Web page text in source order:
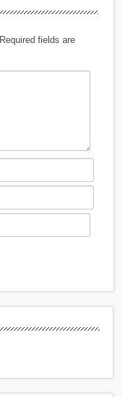
Required fields are